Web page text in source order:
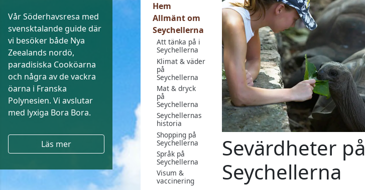
Vår Söderhavsresa med
svensktalande guide där
vi besöker både Nya
Zeealands nordö,
paradisiska Cooköarna
och några av de vackra
öarna i Franska
Polynesien. Vi avslutar
med lyxiga Bora Bora.
Läs mer
Hem
Allmänt om
Seychellerna
Att tänka på i
Seychellerna
Klimat & väder
på
Seychellerna
Mat & dryck
på
Seychellerna
Seychellernas
historia
Shopping på
Seychellerna
Språk på
Seychellerna
Visum &
vaccinering
Sevärdheter på
Seychellerna